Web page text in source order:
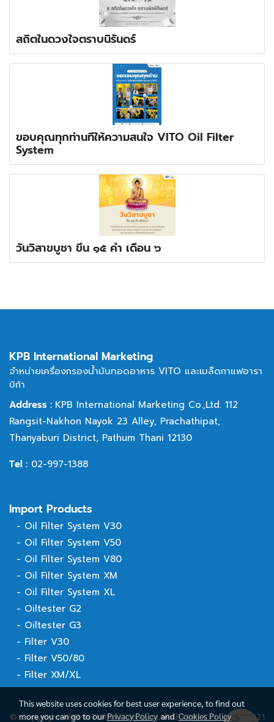
สถิตในดวงใจตราบนิรันดร์
ขอบคุณทุกท่านที่ให้ความสนใจ VITO Oil Filter
System
วันวิสาขบูชา ขึ้น ๑๕ ค่ำ เดือน ๖
KPB International Marketing
จำหน่ายเครื่องกรองน้ำมันทอดอาหาร VITO และเมล็ดกาแฟอารา
บิก้า
Address : KPB International Marketing Co.,Ltd. 112
Rangsit-Nakhon Nayok 23 Alley, Prachathipat,
Thanyaburi District, Pathum Thani 12130
Tel : 02-997-1388
Import Products
- Oil Filter System V30
- Oil Filter System V50
- Oil Filter System V80
- Oil Filter System XM
- Oil Filter System XL
- Oiltester G2
- Oiltester G3
- Filter V30
- Filter V50/80
- Filter XM/XL
© Copyright KPB INTERNATIONAL MARKETING CO., LTD. 2021
This website uses cookies for best user experience, to find out
more you can go to ourPrivacy PolicyandCookies Policy